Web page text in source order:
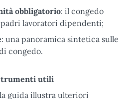
obbligatorio: il congedo
lavoratori dipendenti;
: una panoramica sintetica sulle
congedo.
utili
guida illustra ulteriori